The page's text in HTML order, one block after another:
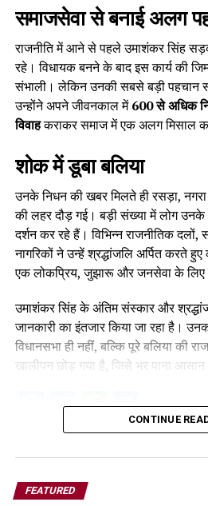
समाजसेवा से बनाई अलग
राजनीति में आने से पहले उमाशंकर सिंह
रहे। विधायक बनने के बाद इस कार्य की
संभाली। लेकिन उनकी सबसे बड़ी पहचान
उन्होंने अपने जीवनकाल में600 से अधिक
विवाहकराकर समाज में एक अलग मिसाल
शोक में डूबा बलिया
उनके निधन की खबर मिलते ही रसड़ा,
की लहर दौड़ गई। बड़ी संख्या में लोग
दर्शन कर रहे हैं। विभिन्न राजनीतिक
नागरिकों ने उन्हें श्रद्धांजलि अर्पित करते
एक लोकप्रिय, जुझारू और जनसेवा के लिए
उमाशंकर सिंह के अंतिम संस्कार और
जानकारी का इंतजार किया जा रहा है।
विधानसभा ही नहीं, बल्कि पूरे बलिया की
खालीपन छोड़ गया है, जिसे भर पाना आसान
Facebook
TwitterShare
CONTINUE
FEATURED